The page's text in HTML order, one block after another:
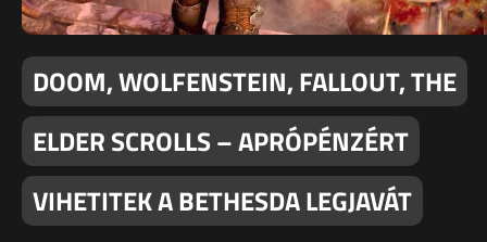
DOOM, WOLFENSTEIN, FALLOUT, THE
ELDER SCROLLS – APRÓPÉNZÉRT
VIHETITEK A BETHESDA LEGJAVÁT